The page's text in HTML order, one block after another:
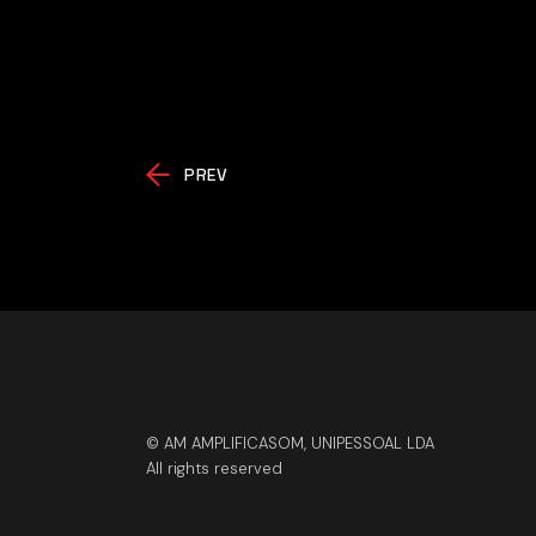
PREV
© AM AMPLIFICASOM, UNIPESSOAL LDA
All rights reserved